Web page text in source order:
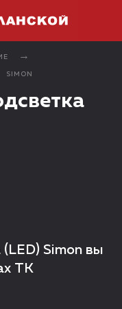
SIMON
Simon вы
ТК